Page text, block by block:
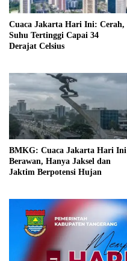
Cuaca Jakarta Hari Ini: Cerah,
Suhu Tertinggi Capai 34
Derajat Celsius
BMKG: Cuaca Jakarta Hari Ini
Berawan, Hanya Jaksel dan
Jaktim Berpotensi Hujan